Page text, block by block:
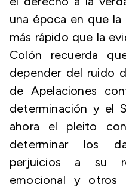
una época en que
más rápido que la
Colón recuerda
depender del ruido
de Apelaciones
determinación y el
ahora el pleito
determinar los
perjuicios a su
emocional y otros